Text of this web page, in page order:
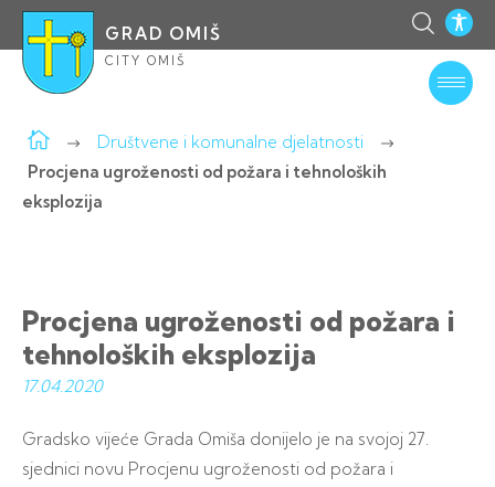
GRAD OMIŠ
CITY OMIŠ
Društvene i komunalne djelatnosti
Procjena ugroženosti od požara i tehnoloških
eksplozija
Procjena ugroženosti od požara i
tehnoloških eksplozija
17.04.2020
Gradsko vijeće Grada Omiša donijelo je na svojoj 27.
sjednici novu Procjenu ugroženosti od požara i